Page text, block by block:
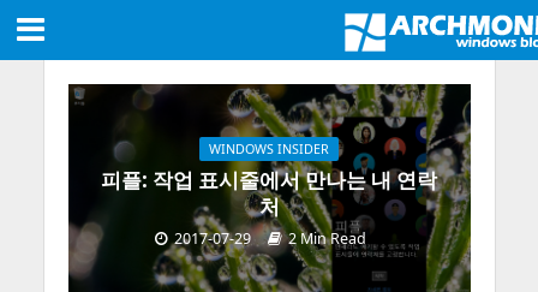
WINDOWS INSIDER
피플: 작업 표시줄에서 만나는 내 연락
처
2017-07-29 2 Min Read